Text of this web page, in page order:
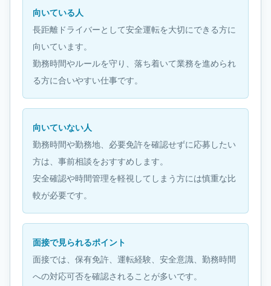
向いている人
長距離ドライバーとして安全運転を大切にできる方に
向いています。
勤務時間やルールを守り、落ち着いて業務を進められ
る方に合いやすい仕事です。
向いていない人
勤務時間や勤務地、必要免許を確認せずに応募したい
方は、事前相談をおすすめします。
安全確認や時間管理を軽視してしまう方には慎重な比
較が必要です。
面接で見られるポイント
面接では、保有免許、運転経験、安全意識、勤務時間
への対応可否を確認されることが多いです。